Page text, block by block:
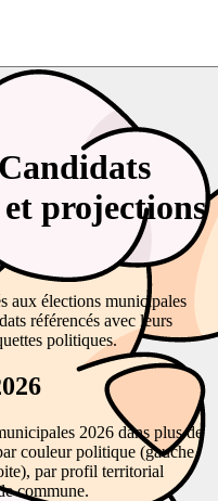
projections
aux élections municipales
référencés avec leurs
politiques.
2026 dans plus de
couleur politique (gauche,
par profil territorial
commune.